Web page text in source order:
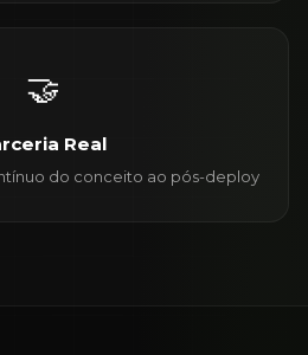
🤝
Real
do conceito ao pós-deploy